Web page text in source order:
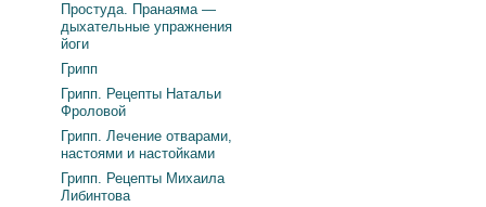
Простуда. Пранаяма —
дыхательные упражнения
йоги
Грипп
Грипп. Рецепты Натальи
Фроловой
Грипп. Лечение отварами,
настоями и настойками
Грипп. Рецепты Михаила
Либинтова